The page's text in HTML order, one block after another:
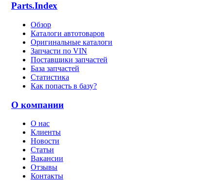
Parts.Index
Обзор
Каталоги автотоваров
Оригинальные каталоги
Запчасти по VIN
Поставщики запчастей
База запчастей
Статистика
Как попасть в базу?
О компании
О нас
Клиенты
Новости
Статьи
Вакансии
Отзывы
Контакты